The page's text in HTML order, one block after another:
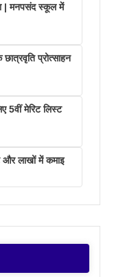
| मनपसंद स्कूल में
प्रोत्साहन
5वीं मेरिट लिस्ट
और लाखों में कमाइ